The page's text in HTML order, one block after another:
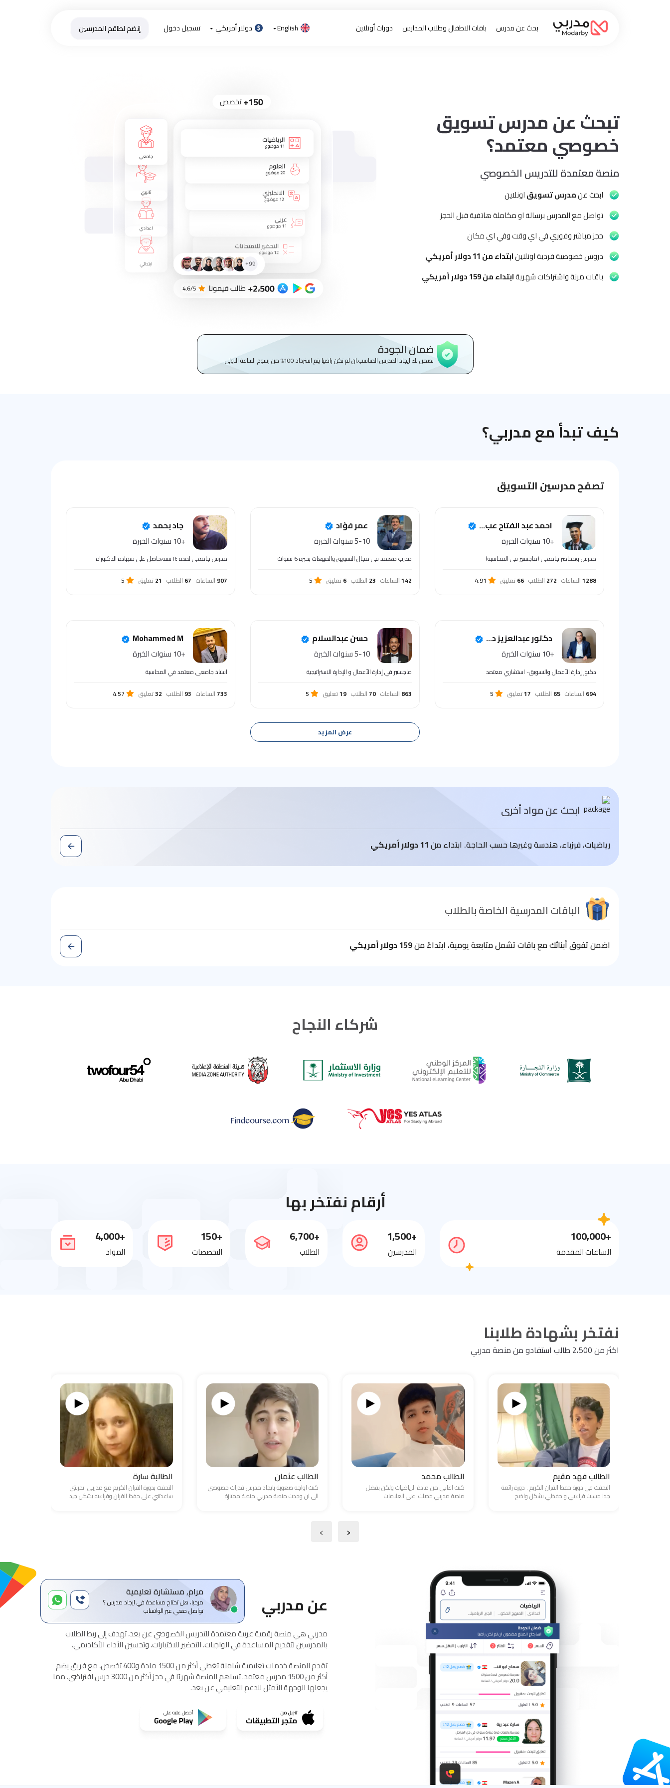
بحث عن مدرس باقات الاطفال وطلاب المدارس دورات أونلاين English دولار أمريكي تسجيل دخول إنضم لطاقم المدرسين
تبحث عن مدرس تسويق
خصوصي معتمد؟
منصة معتمدة للتدريس الخصوصي
ابحث عنمدرس تسويقاونلاين
تواصل مع المدرس برسالة او مكاملة هاتفية قبل الحجز
حجز مباشر وفوري في اي وقت وفي اي مكان
دروس خصوصية فردية اونلاينابتداء من 11 دولار أمريكي
باقات مرنة واشتراكات شهريةابتداء من159 دولار أمريكي
ضمان الجودة
نضمن لك ايجاد المدرس المناسب.ان لم تكن راضيا يتم استرداد 100% من رسوم الساعة الاولى
مرام, مستشارة تعليمية
مرحبا، هل تحتاج مساعدة في ايجاد مدرس ؟
تواصل معي عبر الواتساب
كيف تبدأ مع مدربي؟
تصفح مدرسين التسويق
احمد عبد الفتاح عب...
+10 سنوات الخبرة
مدرس ومحاضر جامعى (ماجستير في المحاسبة)
1288الساعات 272 الطلاب 66تعليق 4.91
عمر فؤاد
5-10 سنوات الخبرة
مدرب معتمد في مجال التسويق والمبيعات بخبرة 6 سنوات
142الساعات 23 الطلاب 6تعليق 5
جاد بحمد
+10 سنوات الخبرة
مدرس جامعي لمدة ١٤ سنة،حاصل على شهادة الدكتوراه
907 الساعات 67 الطلاب 21تعليق 5
دكتور عبدالعزيز د...
+10 سنوات الخبرة
دكتور إدارة الأعمال والتسويق- استشاري معتمد
694 الساعات 65 الطلاب 17تعليق 5
حسن عبدالسلام
5-10 سنوات الخبرة
ماجستير في إدارة الأعمال و الإدارة الاستراتيجية
863 الساعات 70الطلاب 19تعليق 5
Mohammed M
+10 سنوات الخبرة
استاذ جامعى معتمد في المحاسبة
733الساعات 93 الطلاب 32تعليق 4.57
عرض المزيد
ابحث عن مواد أخرى
رياضيات، فيزباء، هندسة وغيرها حسب الحاجة. ابتداء من11 دولار أمريكي
الباقات المدرسية الخاصة بالطلاب
اضمن تفوق أبنائك مع باقات تشمل متابعة يومية، ابتداءً من159 دولار أمريكي
شركاء النجاح
أرقام نفتخر بها
+100,000
الساعات المقدمة
+1,500
المدرسين
+6,700
الطلاب
+150
التخصصات
+4,000
المواد
نفتخر بشهادة طلابنا
اكثر من 2،500 طالب استفادو من منصة مدربي
الطالب فهد مقيم
التحقت في دورة حفظ القران الكريم . دورة رائعة
جدا حسنت قراءتي و حفظي بشكل واضح
الطالب محمد
كنت اعاني من مادة الرياضيات ولكن بفضل
منصة مدربي حصلت اعلى العلامات
الطالب عثمان
كنت اواجه صعوبة بايجاد مدرس قدرات خصوصي
الى ان وجدت منصة مدربي.منصة ممتازة
الطالبة سارة
التحقت بدورة القران الكريم مع مدربي .تجربتي
ساعدتني على حفظ القران وقراءته بشكل جيد
‹
›
عن مدربي
مدربي هي منصة رقمية عربية معتمدة للتدريس الخصوصي عن بعد، تهدف إلى ربط الطلاب
بالمدرسين لتقديم المساعدة في الواجبات، التحضير للاختبارات، وتحسين الأداء الأكاديمي.
تقدم المنصة خدمات تعليمية شاملة تغطي أكثر من 1500 مادة و400 تخصص، مع فريق يضم
أكثر من 1500 مدرس معتمد. تساهم المنصة شهريًا في حجز أكثر من 3000 درس افتراضي، مما
يجعلها الوجهة الأمثل للدعم التعليمي عن بعد.